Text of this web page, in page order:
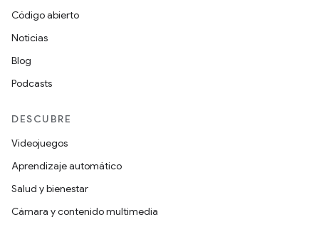
Código abierto
Noticias
Blog
Podcasts
DESCUBRE
Videojuegos
Aprendizaje automático
Salud y bienestar
Cámara y contenido multimedia